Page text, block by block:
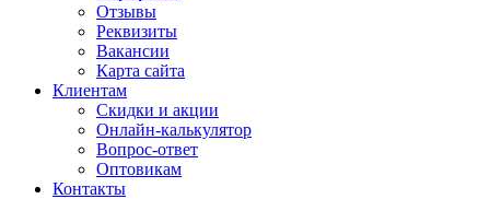
Отзывы
Реквизиты
Вакансии
Карта сайта
Клиентам
Скидки и акции
Онлайн-калькулятор
Вопрос-ответ
Оптовикам
Контакты